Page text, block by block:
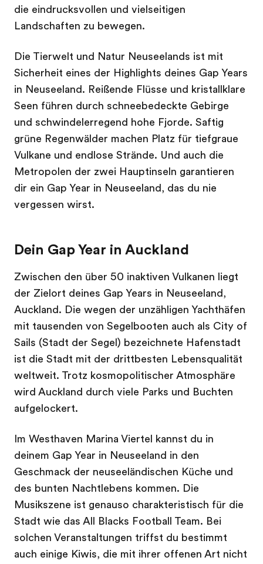
die eindrucksvollen und vielseitigen
Landschaften zu bewegen.
Die Tierwelt und Natur Neuseelands ist mit
Sicherheit eines der Highlights deines Gap Years
in Neuseeland. Reißende Flüsse und kristallklare
Seen führen durch schneebedeckte Gebirge
und schwindelerregend hohe Fjorde. Saftig
grüne Regenwälder machen Platz für tiefgraue
Vulkane und endlose Strände. Und auch die
Metropolen der zwei Hauptinseln garantieren
dir ein Gap Year in Neuseeland, das du nie
vergessen wirst.
Dein Gap Year in Auckland
Zwischen den über 50 inaktiven Vulkanen liegt
der Zielort deines Gap Years in Neuseeland,
Auckland. Die wegen der unzähligen Yachthäfen
mit tausenden von Segelbooten auch als City of
Sails (Stadt der Segel) bezeichnete Hafenstadt
ist die Stadt mit der drittbesten Lebensqualität
weltweit. Trotz kosmopolitischer Atmosphäre
wird Auckland durch viele Parks und Buchten
aufgelockert.
Im Westhaven Marina Viertel kannst du in
deinem Gap Year in Neuseeland in den
Geschmack der neuseeländischen Küche und
des bunten Nachtlebens kommen. Die
Musikszene ist genauso charakteristisch für die
Stadt wie das All Blacks Football Team. Bei
solchen Veranstaltungen triffst du bestimmt
auch einige Kiwis, die mit ihrer offenen Art nicht